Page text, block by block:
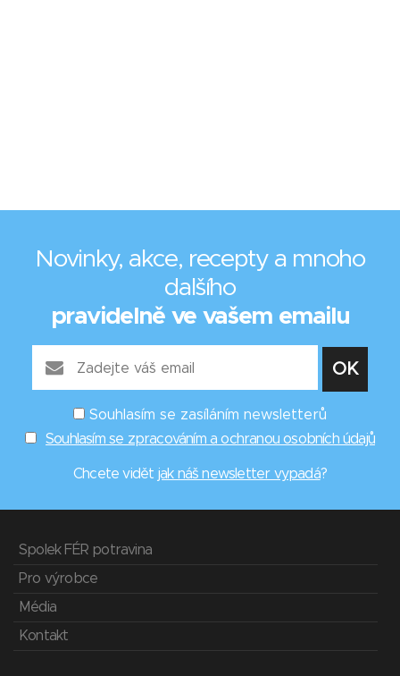
Novinky, akce, recepty a mnoho
dalšího
pravidelně ve vašem emailu
Souhlasím se zasíláním newsletterů
Souhlasím se zpracováním a ochranou osobních údajů
Chcete vidět jak náš newsletter vypadá?
Spolek FÉR potravina
Pro výrobce
Média
Kontakt